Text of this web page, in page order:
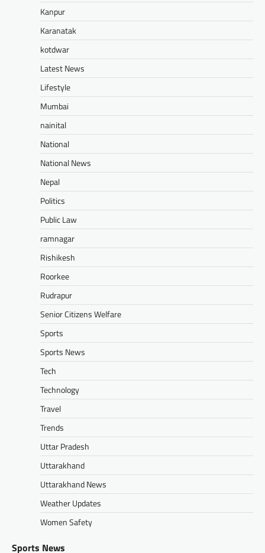
Kanpur
Karanatak
kotdwar
Latest News
Lifestyle
Mumbai
nainital
National
National News
Nepal
Politics
Public Law
ramnagar
Rishikesh
Roorkee
Rudrapur
Senior Citizens Welfare
Sports
Sports News
Tech
Technology
Travel
Trends
Uttar Pradesh
Uttarakhand
Uttarakhand News
Weather Updates
Women Safety
Sports News